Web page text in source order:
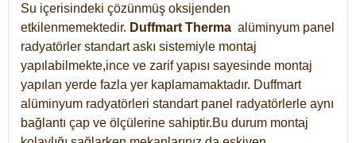
Su içerisindeki çözünmüş oksijenden
etkilenmemektedir. Duffmart Therma alüminyum panel
radyatörler standart askı sistemiyle montaj
yapılabilmekte,ince ve zarif yapısı sayesinde montaj
yapılan yerde fazla yer kaplamamaktadır. Duffmart
alüminyum radyatörleri standart panel radyatörlerle aynı
bağlantı çap ve ölçülerine sahiptir.Bu durum montaj